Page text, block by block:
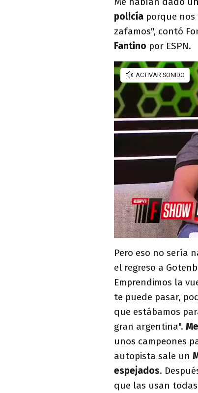
policía porque nos
zafamos", contó
Fantino por ESPN.
Pero eso no sería
el regreso a
Emprendimos la
te puede pasar,
que estábamos
gran argentina".
unos campeones
autopista sale un
espejados.
que las usan